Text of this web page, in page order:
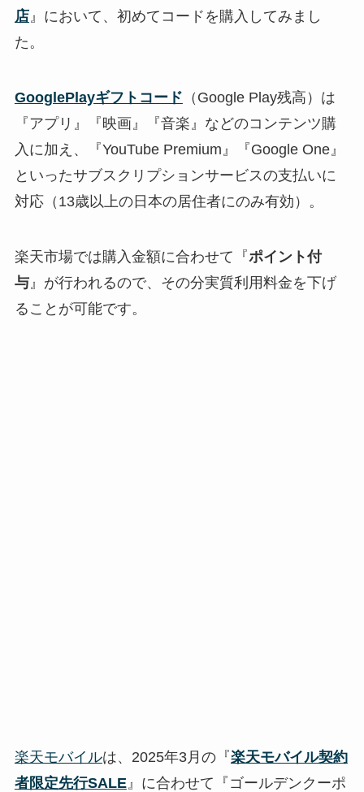
店』において、初めてコードを購入してみまし
た。
GooglePlayギフトコード （Google Play残高）は
『アプリ』『映画』『音楽』などのコンテンツ購
入に加え、『YouTube Premium』『Google One』
といったサブスクリプションサービスの支払いに
対応（13歳以上の日本の居住者にのみ有効）。
楽天市場では購入金額に合わせて『ポイント付
与』が行われるので、その分実質利用料金を下げ
ることが可能です。
楽天モバイルは、2025年3月の『楽天モバイル契約
者限定先行SALE』に合わせて『ゴールデンクーポ